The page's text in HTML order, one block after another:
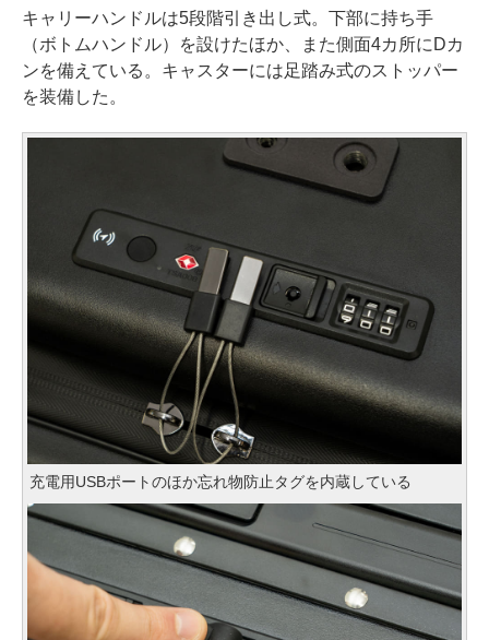
キャリーハンドルは5段階引き出し式。下部に持ち手
（ボトムハンドル）を設けたほか、また側面4カ所にDカ
ンを備えている。キャスターには足踏み式のストッパー
を装備した。
充電用USBポートのほか忘れ物防止タグを内蔵している